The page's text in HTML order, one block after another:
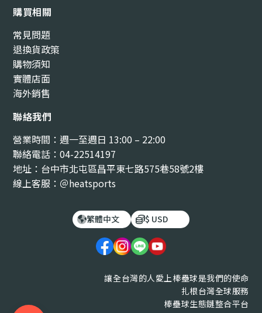
購買相關
常見問題
退換貨政策
購物須知
實體店面
海外銷售
聯絡我們
營業時間：週一至週日 13:00 – 22:00
聯絡電話：04-22514197
地址：台中市北屯區昌平東七路575巷58號2樓
線上客服：＠heatsports
繁體中文 $ USD
讓全台灣的人愛上棒壘球是我們的使命
扎根台灣全球服務
棒壘球生態鏈整合平台